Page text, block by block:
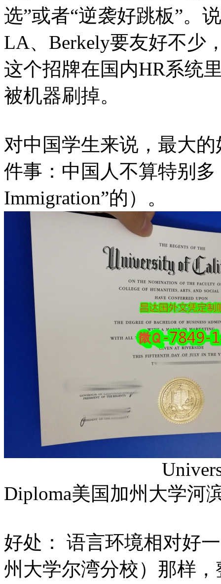
选”或者“逆袭好跳板”。
LA、Berkely要友好不少
这个招牌在国内HR系统
被机器刷掉。
对中国学生来说，最大
件事：中国人不算特别多
Immigration”的）。
University of
Diploma美国加州大学河
好处： 语言环境相对好
州大学尔湾分校）那样